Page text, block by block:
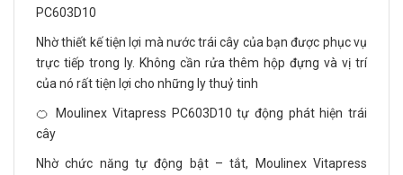
PC603D10
Nhờ thiết kế tiện lợi mà nước trái cây của bạn được phục vụ
trực tiếp trong ly. Không cần rửa thêm hộp đựng và vị trí
của nó rất tiện lợi cho những ly thuỷ tinh
🍊 Moulinex Vitapress PC603D10 tự động phát hiện trái
cây
Nhờ chức năng tự động bật – tắt, Moulinex Vitapress